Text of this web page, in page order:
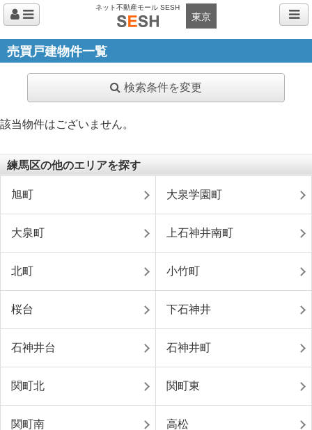
ネット不動産モール SESH
東京
売買戸建物件一覧
検索条件を変更
該当物件はございません。
練馬区の他のエリアを探す
旭町 大泉学園町
大泉町 上石神井南町
北町 小竹町
桜台 下石神井
石神井台 石神井町
関町北 関町東
関町南 高松